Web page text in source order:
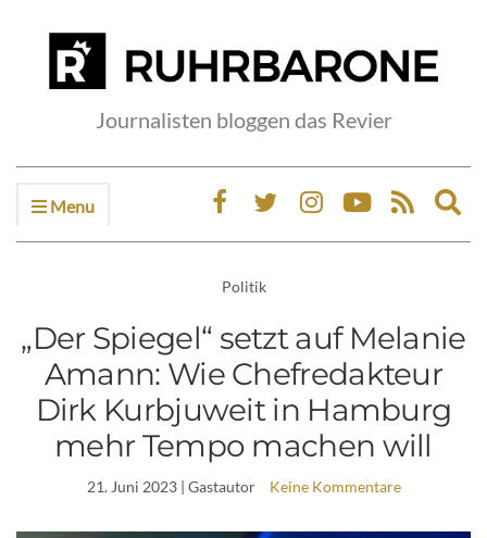
Journalisten bloggen das Revier
Menu
Politik
„Der Spiegel“ setzt auf Melanie
Amann: Wie Chefredakteur
Dirk Kurbjuweit in Hamburg
mehr Tempo machen will
21. Juni 2023| Gastautor Keine Kommentare